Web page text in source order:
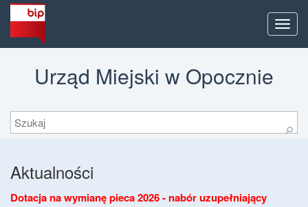
Menu
Urząd Miejski w Opocznie
Szukaj
⚲
Aktualności
Dotacja na wymianę pieca 2026 - nabór uzupełniający